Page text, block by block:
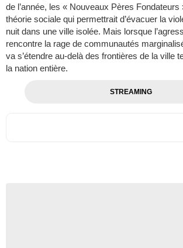
de l’année, les « Nouveaux Pères Fondateurs
théorie sociale qui permettrait d’évacuer la
nuit dans une ville isolée. Mais lorsque
rencontre la rage de communautés
va s’étendre au-delà des frontières de la ville
la nation entière.
STREAMING